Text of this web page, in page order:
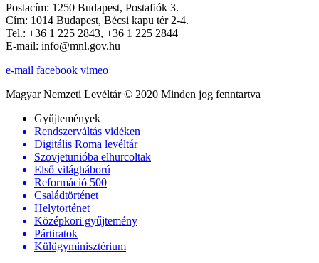
Postacím: 1250 Budapest, Postafiók 3.
Cím: 1014 Budapest, Bécsi kapu tér 2-4.
Tel.: +36 1 225 2843, +36 1 225 2844
E-mail: info@mnl.gov.hu
e-mail facebook vimeo
Magyar Nemzeti Levéltár © 2020 Minden jog fenntartva
Gyűjtemények
Rendszerváltás vidéken
Digitális Roma levéltár
Szovjetunióba elhurcoltak
Első világháború
Reformáció 500
Családtörténet
Helytörténet
Középkori gyűjtemény
Pártiratok
Külügyminisztérium